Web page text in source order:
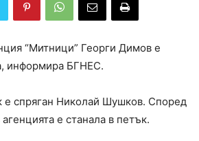
“Митници” Георги Димов е
информира БГНЕС.
е спряган Николай Шушков. Според
е станала в петък.